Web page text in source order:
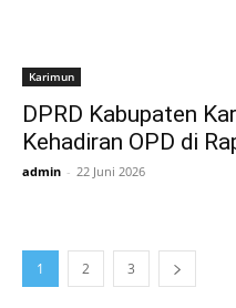
Karimun
DPRD Kabupaten
Kehadiran OPD di
admin - 22 Juni 2026
1 2 3